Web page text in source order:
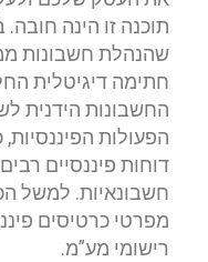
תוכנה זו הינה
שהנהלת חשבונות
חתימה דיגיטלית
החשבונות הידנית
הפעולות
דוחות פיננסיים
חשבונאיות. למשל
מפרטי כרטיסים
רישומי מע”מ.